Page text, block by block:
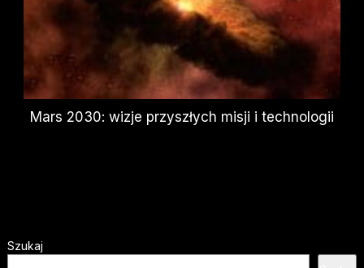
Mars 2030: wizje przyszłych misji i technologii
Szukaj